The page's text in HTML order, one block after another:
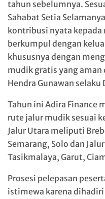
tahun sebelumnya.
Sahabat Setia
kontribusi nyata
berkumpul dengan
khususnya dengan
mudik gratis yang aman
Hendra Gunawan
Tahun ini Adira Finance
rute jalur mudik sesuai
Jalur Utara meliputi
Semarang, Solo dan
Tasikmalaya, Garut,
Prosesi pelepasan
istimewa karena dihadiri